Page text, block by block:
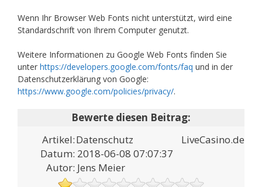
Wenn Ihr Browser Web Fonts nicht unterstützt, wird eine
Standardschrift von Ihrem Computer genutzt.
Weitere Informationen zu Google Web Fonts finden Sie
unter https://developers.google.com/fonts/faq und in der
Datenschutzerklärung von Google:
https://www.google.com/policies/privacy/.
Artikel:Datenschutz
LiveCasino.de
Datum: 2018-06-08 07:07:37
Autor: Jens Meier